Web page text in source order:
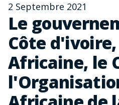
2 Septembre 2021
Le
Côte
Africaine, le